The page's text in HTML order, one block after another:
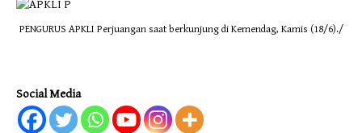
PENGURUS APKLI Perjuangan saat berkunjung di Kemendag, Kamis (18/6)./
Social Media